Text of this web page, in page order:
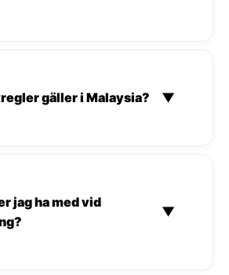
gäller i Malaysia? ▼
jag ha med vid
▼